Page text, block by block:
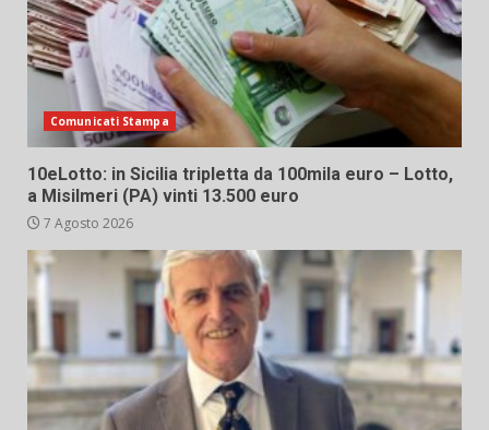
Comunicati Stampa
10eLotto: in Sicilia tripletta da 100mila euro – Lotto,
a Misilmeri (PA) vinti 13.500 euro
7 Agosto 2026